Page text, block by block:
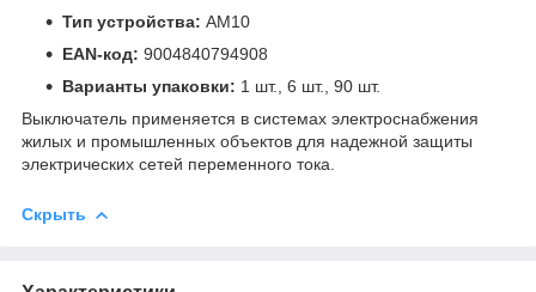
Тип устройства: AM10
EAN-код: 9004840794908
Варианты упаковки: 1 шт., 6 шт., 90 шт.
Выключатель применяется в системах электроснабжения
жилых и промышленных объектов для надежной защиты
электрических сетей переменного тока.
Скрыть